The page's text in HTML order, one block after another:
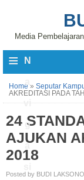
Media
≡ N
vi
g
a
Home » Seputar
AKREDITASI PADA
24
AJUKAN
2018
Posted by BUDI LAKSONO